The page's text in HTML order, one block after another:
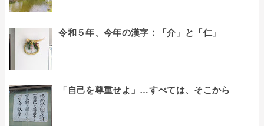
令和５年、今年の漢字：「介」と「仁」
「自己を尊重せよ」…すべては、そこから